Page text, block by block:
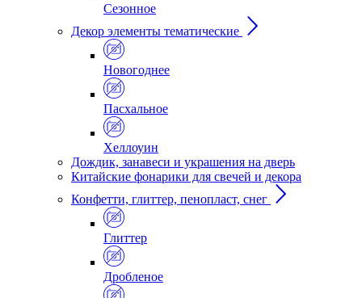
Сезонное
Декор элементы тематические
Новогоднее
Пасхальное
Хеллоуин
Дождик, занавеси и украшения на дверь
Китайские фонарики для свечей и декора
Конфетти, глиттер, пенопласт, снег
Глиттер
Дробленое